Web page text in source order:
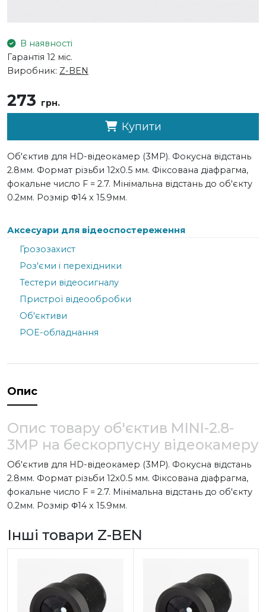
В наявності
Гарантія 12 міс.
Виробник: Z-BEN
273 грн.
Купити
Об'єктив для HD-відеокамер (3МP). Фокусна відстань
2.8мм. Формат різьби 12x0.5 мм. Фіксована діафрагма,
фокальне число F = 2.7. Мінімальна відстань до об'єкту
0.2мм. Розмір Φ14 x 15.9мм.
Аксесуари для відеоспостереження
Грозозахист
Роз'єми і перехідники
Тестери відеосигналу
Пристрої відеообробки
Об'єктиви
POE-обладнання
Опис
Опис товару об'єктив MINI-2.8-
3MP на бескорпусну відеокамеру
Об'єктив для HD-відеокамер (3МP). Фокусна відстань
2.8мм. Формат різьби 12x0.5 мм. Фіксована діафрагма,
фокальне число F = 2.7. Мінімальна відстань до об'єкту
0.2мм. Розмір Φ14 x 15.9мм.
Інші товари Z-BEN